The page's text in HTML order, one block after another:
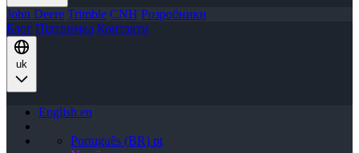
John Deere Trimble CNH Розробники
Блог Підтримка Контакти
uk
English en
Português (BR) pt